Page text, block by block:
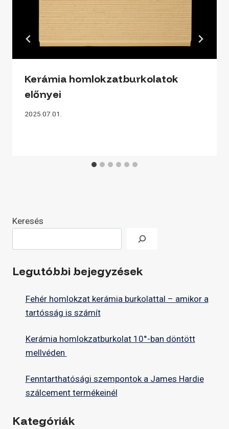
Kerámia homlokzatburkolatok
előnyei
2025.07.01.
Keresés
Legutóbbi bejegyzések
Fehér homlokzat kerámia burkolattal – amikor a
tartósság is számít
Kerámia homlokzatburkolat 10°-ban döntött
mellvéden
Fenntarthatósági szempontok a James Hardie
szálcement termékeinél
Kategóriák